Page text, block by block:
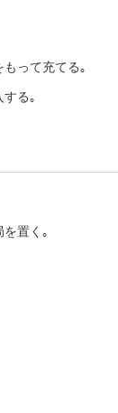
って充てる｡
る｡
置く｡